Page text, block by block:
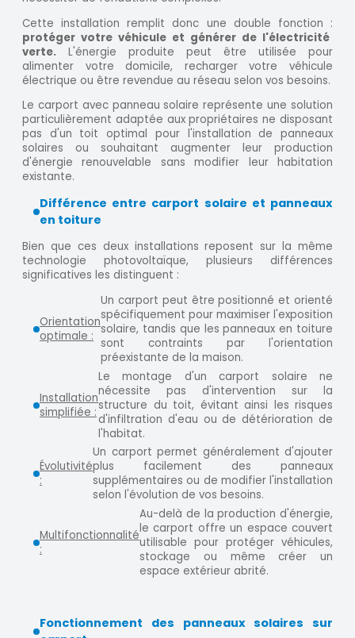
Cette installation remplit donc une double fonction :
protéger votre véhicule et générer de l'électricité
verte. L'énergie produite peut être utilisée pour
alimenter votre domicile, recharger votre véhicule
électrique ou être revendue au réseau selon vos besoins.
Le carport avec panneau solaire représente une solution
particulièrement adaptée aux propriétaires ne disposant
pas d'un toit optimal pour l'installation de panneaux
solaires ou souhaitant augmenter leur production
d'énergie renouvelable sans modifier leur habitation
existante.
Différence entre carport solaire et panneaux
en toiture
Bien que ces deux installations reposent sur la même
technologie photovoltaïque, plusieurs différences
significatives les distinguent :
Orientation
optimale :
Un carport peut être positionné et orienté
spécifiquement pour maximiser l'exposition
solaire, tandis que les panneaux en toiture
sont contraints par l'orientation
préexistante de la maison.
Installation
simplifiée :
Le montage d'un carport solaire ne
nécessite pas d'intervention sur la
structure du toit, évitant ainsi les risques
d'infiltration d'eau ou de détérioration de
l'habitat.
Évolutivité
:
Un carport permet généralement d'ajouter
plus facilement des panneaux
supplémentaires ou de modifier l'installation
selon l'évolution de vos besoins.
Multifonctionnalité
:
Au-delà de la production d'énergie,
le carport offre un espace couvert
utilisable pour protéger véhicules,
stockage ou même créer un
espace extérieur abrité.
Fonctionnement des panneaux solaires sur